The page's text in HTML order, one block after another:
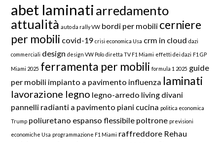
abet laminati arredamento
attualità auto da rally VW bordi per mobili cerniere
per mobili covid-19 crisi economica Usa crm in cloud dazi
commerciali design design VW Polo diretta TV F1 Miami effetti dei dazi F1 GP
Miami 2025 ferramenta per mobili formula 1 2025 guide
per mobili impianto a pavimento influenza laminati
lavorazione legno legno-arredo living divani
pannelli radianti a pavimento piani cucina politica economica
Trump poliuretano espanso flessibile poltrone previsioni
economiche Usa programmazione F1 Miami raffreddore Rehau